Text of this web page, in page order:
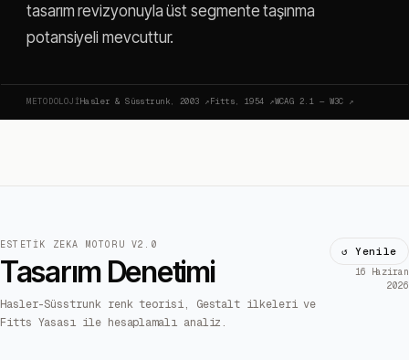
tasarım revizyonuyla üst segmente taşınma
potansiyeli mevcuttur.
METODOLOJIHasler & Süsstrunk, 2003 ↗Fitts, 1954 ↗WCAG 2.1 — W3C ↗
ESTETIK ZEKA MOTORU V2.0
Tasarım Denetimi
Hasler-Süsstrunk renk teorisi, Gestalt ilkeleri ve
Fitts Yasası ile hesaplamalı analiz.
↺ Yenile
16 Haziran
2026